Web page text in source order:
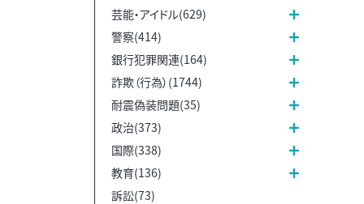
芸能・アイドル(629)
警察(414)
銀行犯罪関連(164)
詐欺（行為）(1744)
耐震偽装問題(35)
政治(373)
国際(338)
教育(136)
訴訟(73)